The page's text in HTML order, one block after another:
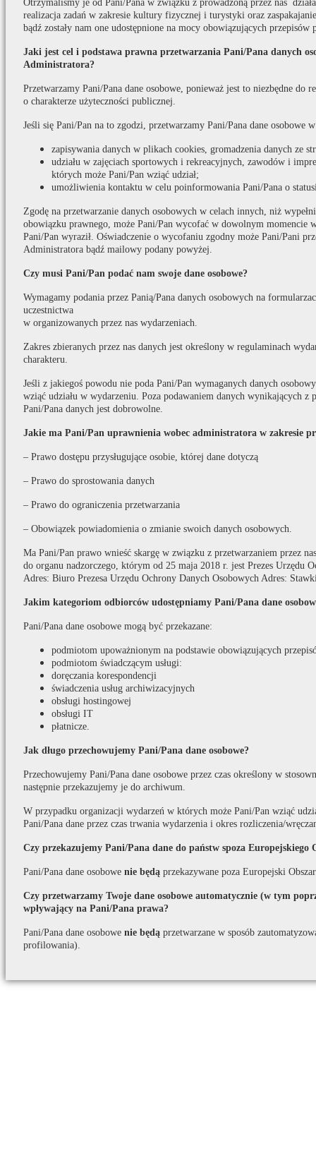
Otrzymaliśmy je od Pani/Pana w związku z prowadzoną przez nas
realizacja zadań w zakresie kultury fizycznej i turystyki oraz
bądź zostały nam one udostępnione na mocy obowiązujących przepisów
Jaki jest cel i podstawa prawna przetwarzania Pani/Pana danych
Administratora?
Przetwarzamy Pani/Pana dane osobowe, ponieważ jest to niezbędne do
o charakterze użyteczności publicznej.
Jeśli się Pani/Pan na to zgodzi, przetwarzamy Pani/Pana dane osobowe
zapisywania danych w plikach cookies, gromadzenia danych ze
udziału w zajęciach sportowych i rekreacyjnych, zawodów i
których może Pani/Pan wziąć udział;
umożliwienia kontaktu w celu poinformowania Pani/Pana o
Zgodę na przetwarzanie danych osobowych w celach innych, niż
obowiązku prawnego, może Pani/Pan wycofać w dowolnym momencie
Pani/Pan wyraził. Oświadczenie o wycofaniu zgodny może Pani/Pani
Administratora bądź mailowy podany powyżej.
Czy musi Pani/Pan podać nam swoje dane osobowe?
Wymagamy podania przez Panią/Pana danych osobowych na
uczestnictwa
w organizowanych przez nas wydarzeniach.
Zakres zbieranych przez nas danych jest określony w regulaminach
charakteru.
Jeśli z jakiegoś powodu nie poda Pani/Pan wymaganych danych
wziąć udziału w wydarzeniu. Poza podawaniem danych wynikających z
Pani/Pana danych jest dobrowolne.
Jakie ma Pani/Pan uprawnienia wobec administratora w zakresie
– Prawo dostępu przysługujące osobie, której dane dotyczą
– Prawo do sprostowania danych
– Prawo do ograniczenia przetwarzania
– Obowiązek powiadomienia o zmianie swoich danych osobowych.
Ma Pani/Pan prawo wnieść skargę w związku z przetwarzaniem przez
do organu nadzorczego, którym od 25 maja 2018 r. jest Prezes Urzędu
Adres: Biuro Prezesa Urzędu Ochrony Danych Osobowych Adres:
Jakim kategoriom odbiorców udostępniamy Pani/Pana dane
Pani/Pana dane osobowe mogą być przekazane:
podmiotom upoważnionym na podstawie obowiązujących
podmiotom świadczącym usługi:
doręczania korespondencji
świadczenia usług archiwizacyjnych
obsługi hostingowej
obsługi IT
płatnicze.
Jak długo przechowujemy Pani/Pana dane osobowe?
Przechowujemy Pani/Pana dane osobowe przez czas określony w
następnie przekazujemy je do archiwum.
W przypadku organizacji wydarzeń w których może Pani/Pan wziąć
Pani/Pana dane przez czas trwania wydarzenia i okres rozliczenia/
Czy przekazujemy Pani/Pana dane do państw spoza Europejskiego
Pani/Pana dane osobowe nie będą przekazywane poza Europejski
Czy przetwarzamy Twoje dane osobowe automatycznie (w tym
wpływający na Pani/Pana prawa?
Pani/Pana dane osobowe nie będą przetwarzane w sposób
profilowania).